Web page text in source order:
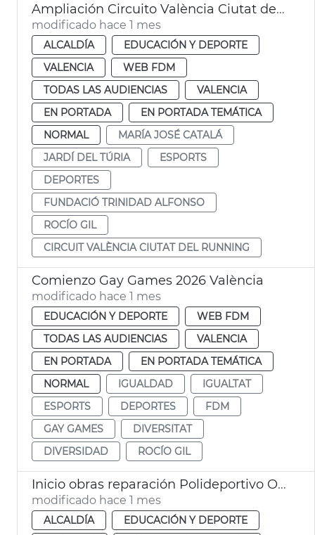
Ampliación Circuito València Ciutat del Running
modificado hace 1 mes
ALCALDÍA
EDUCACIÓN Y DEPORTE
VALENCIA
WEB FDM
TODAS LAS AUDIENCIAS
VALENCIA
EN PORTADA
EN PORTADA TEMÁTICA
NORMAL
MARÍA JOSÉ CATALÁ
JARDÍ DEL TÚRIA
ESPORTS
DEPORTES
FUNDACIÓ TRINIDAD ALFONSO
ROCÍO GIL
CIRCUIT VALÈNCIA CIUTAT DEL RUNNING
Comienzo Gay Games 2026 València
modificado hace 1 mes
EDUCACIÓN Y DEPORTE
WEB FDM
TODAS LAS AUDIENCIAS
VALENCIA
EN PORTADA
EN PORTADA TEMÁTICA
NORMAL
IGUALDAD
IGUALTAT
ESPORTS
DEPORTES
FDM
GAY GAMES
DIVERSITAT
DIVERSIDAD
ROCÍO GIL
Inicio obras reparación Polideportivo Orriols València
modificado hace 1 mes
ALCALDÍA
EDUCACIÓN Y DEPORTE